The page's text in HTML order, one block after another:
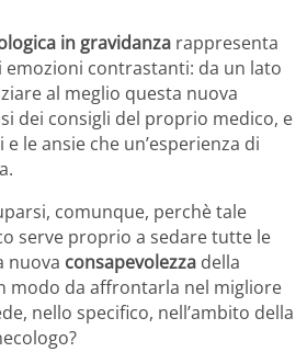
in gravidanza rappresenta
contrastanti: da un lato
al meglio questa nuova
dei consigli del proprio medico, e
le ansie che un’esperienza di
comunque, perchè tale
serve proprio a sedare tutte le
nuova consapevolezza della
modo da affrontarla nel migliore
nello specifico, nell’ambito della